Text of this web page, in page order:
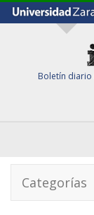
Boletín
Categorías